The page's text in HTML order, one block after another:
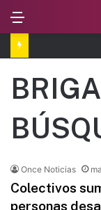
Once Noticias
Colectivos
personas